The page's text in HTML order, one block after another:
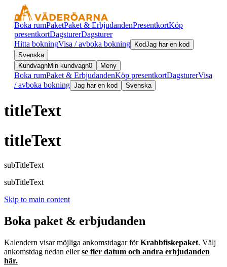
Boka rumPaketPaket & ErbjudandenPresentkortKöp
presentkortDagsturerDagsturer
Hitta bokningVisa / avboka bokning KodJag har en kod
Svenska
KundvagnMin kundvagn0 Meny
Boka rumPaket & ErbjudandenKöp presentkortDagsturerVisa
/ avboka bokning Jag har en kod Svenska
titleText
titleText
subTitleText
subTitleText
Skip to main content
Boka paket & erbjudanden
Kalendern visar möjliga ankomstdagar förKrabbfiskepaket. Välj
ankomstdag nedan ellerse fler datum och andra erbjudanden
här.